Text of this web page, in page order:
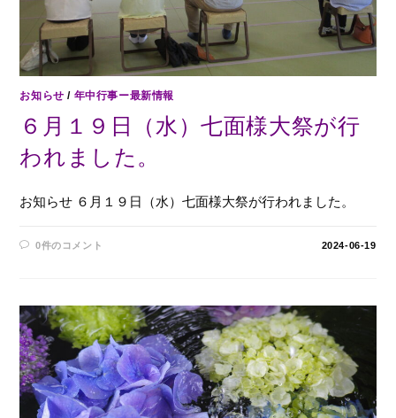
お知らせ / 年中行事ー最新情報
６月１９日（水）七面様大祭が行
われました。
お知らせ ６月１９日（水）七面様大祭が行われました。
0件のコメント 2024-06-19